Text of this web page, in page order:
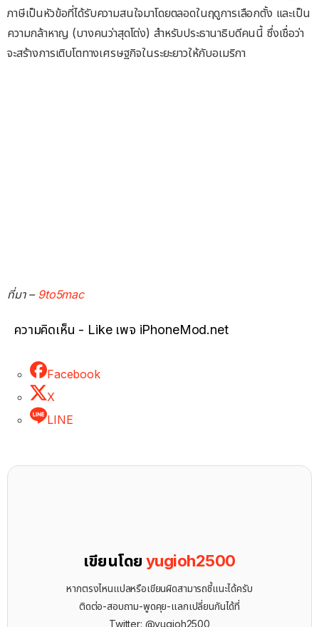
ภาษีเป็นหัวข้อที่ได้รับความสนใจมาโดยตลอดในฤดูการเลือกตั้ง และเป็น
ความกล้าหาญ (บางคนว่าสุดโต่ง) สำหรับประธานาธิบดีคนนี้ ซึ่งเชื่อว่า
จะสร้างการเติบโตทางเศรษฐกิจในระยะยาวให้กับอเมริกา
ที่มา – 9to5mac
ความคิดเห็น - Like เพจ iPhoneMod.net
Facebook
X
LINE
เขียนโดยyugioh2500
หากตรงไหนแปลหรือเขียนผิดสามารถชี้แนะได้ครับ
ติดต่อ-สอบถาม-พูดคุย-แลกเปลี่ยนกันได้ที่
Twitter: @yugioh2500